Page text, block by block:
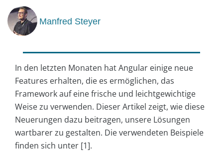
Manfred Steyer
In den letzten Monaten hat Angular einige neue
Features erhalten, die es ermöglichen, das
Framework auf eine frische und leichtgewichtige
Weise zu verwenden. Dieser Artikel zeigt, wie diese
Neuerungen dazu beitragen, unsere Lösungen
wartbarer zu gestalten. Die verwendeten Beispiele
finden sich unter [1].